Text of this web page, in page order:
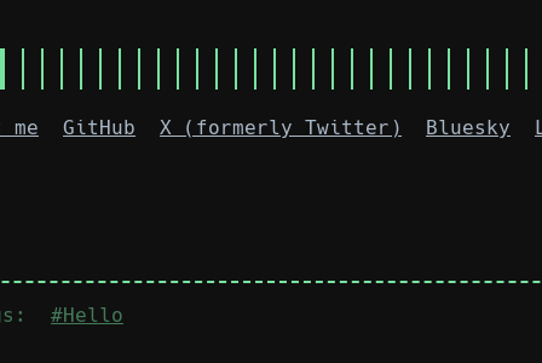
me GitHub X (formerly Twitter) Bluesky
#Hello